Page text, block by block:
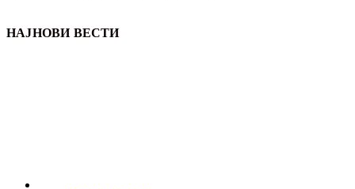
НАЈНОВИ ВЕСТИ